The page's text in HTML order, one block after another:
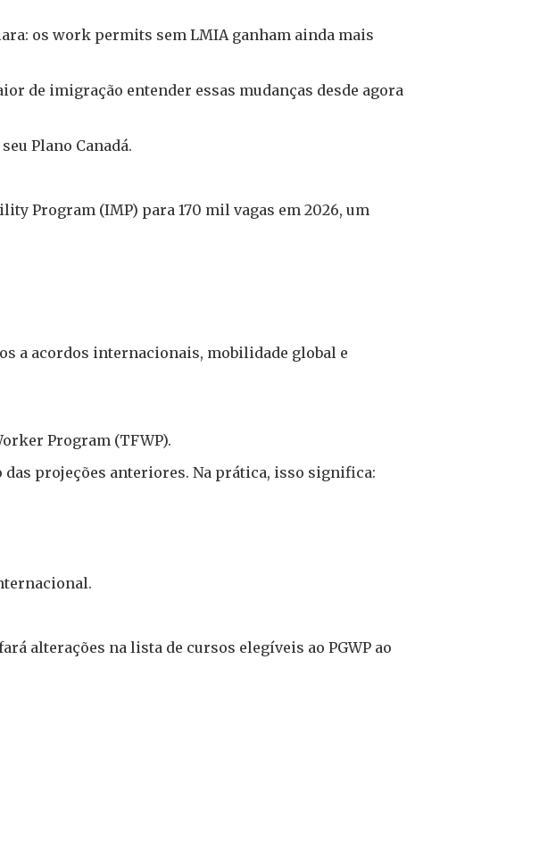
os work permits sem LMIA ganham ainda mais
de imigração entender essas mudanças desde agora
Plano Canadá.
Program (IMP) para 170 mil vagas em 2026, um
a acordos internacionais, mobilidade global e
Program (TFWP).
projeções anteriores. Na prática, isso significa:
alterações na lista de cursos elegíveis ao PGWP ao